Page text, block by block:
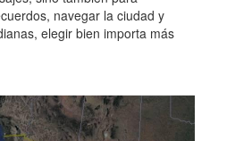
navegar la ciudad y
elegir bien importa más